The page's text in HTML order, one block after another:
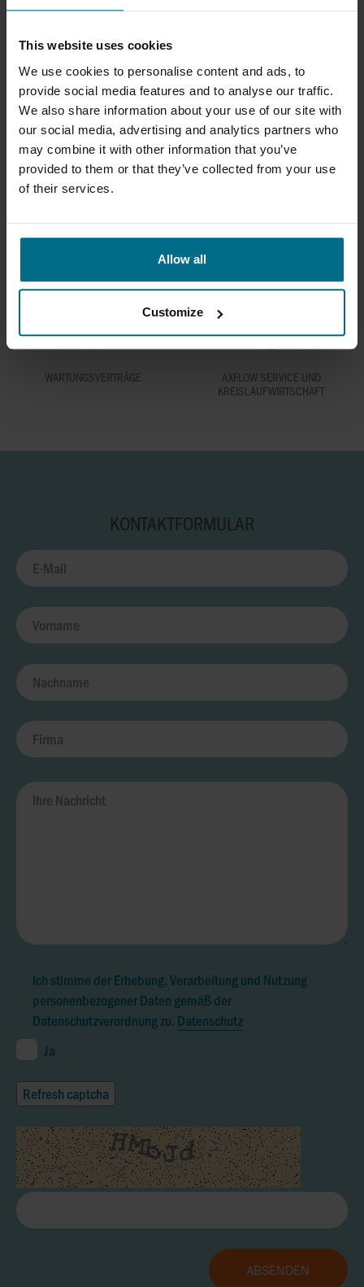
This website uses cookies
We use cookies to personalise content and ads, to
provide social media features and to analyse our traffic.
We also share information about your use of our site with
our social media, advertising and analytics partners who
may combine it with other information that you’ve
provided to them or that they’ve collected from your use
of their services.
Allow all
Customize
SYSTEM- UND PUMPENÜBERWACHUNG QUALITÄTSSICHERUNG
SYSTEME & SKIDS KUNDENSCHULUNGEN
WARTUNGSVERTRÄGE
AXFLOW SERVICE UND
KREISLAUFWIRTSCHAFT
KONTAKTFORMULAR
Ich stimme der Erhebung, Verarbeitung und Nutzung
personenbezogener Daten gemäß der
Datenschutzverordnung zu. Datenschutz
Ja
Refresh captcha